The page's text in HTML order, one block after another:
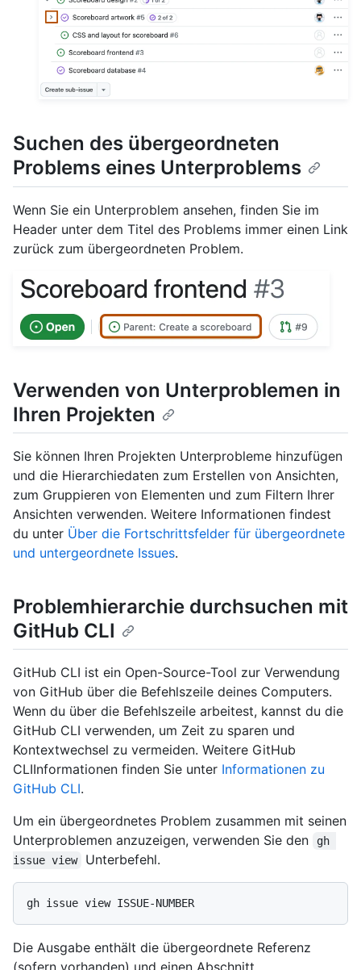
Suchen des übergeordneten
Problems eines Unterproblems
Wenn Sie ein Unterproblem ansehen, finden Sie im
Header unter dem Titel des Problems immer einen Link
zurück zum übergeordneten Problem.
Verwenden von Unterproblemen in
Ihren Projekten
Sie können Ihren Projekten Unterprobleme hinzufügen
und die Hierarchiedaten zum Erstellen von Ansichten,
zum Gruppieren von Elementen und zum Filtern Ihrer
Ansichten verwenden. Weitere Informationen findest
du unter Über die Fortschrittsfelder für übergeordnete
und untergeordnete Issues.
Problemhierarchie durchsuchen mit
GitHub CLI
GitHub CLI ist ein Open-Source-Tool zur Verwendung
von GitHub über die Befehlszeile deines Computers.
Wenn du über die Befehlszeile arbeitest, kannst du die
GitHub CLI verwenden, um Zeit zu sparen und
Kontextwechsel zu vermeiden. Weitere GitHub
CLIInformationen finden Sie unter Informationen zu
GitHub CLI.
Um ein übergeordnetes Problem zusammen mit seinen
Unterproblemen anzuzeigen, verwenden Sie den
gh
issue view
Unterbefehl.
Die Ausgabe enthält die übergeordnete Referenz
(sofern vorhanden) und einen Abschnitt